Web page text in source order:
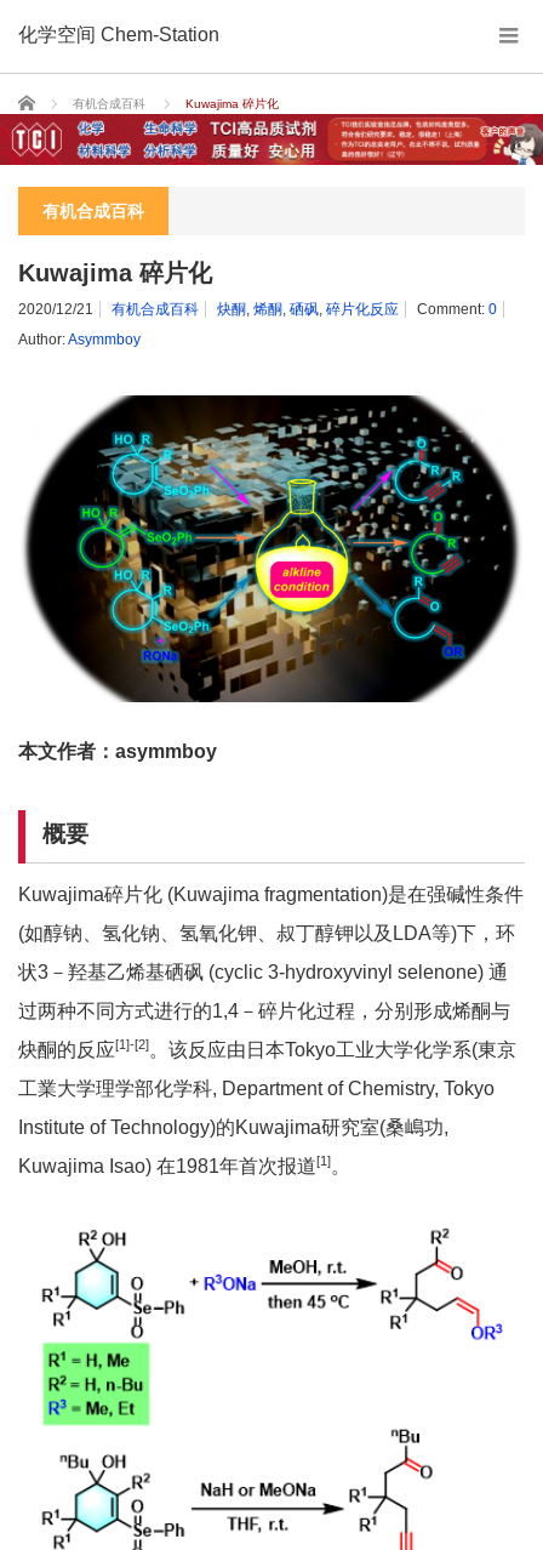
化学空间 Chem-Station
Home 有机合成百科 Kuwajima 碎片化
有机合成百科
Kuwajima 碎片化
2020/12/21 有机合成百科 炔酮 烯酮 硒砜 碎片化反应 Comment: 0
Author:Asymmboy
本文作者：asymmboy
概要
Kuwajima碎片化 (Kuwajima fragmentation)是在强碱性条件
(如醇钠、氢化钠、氢氧化钾、叔丁醇钾以及LDA等)下，环
状3－羟基乙烯基硒砜 (cyclic 3-hydroxyvinyl selenone) 通
过两种不同方式进行的1,4－碎片化过程，分别形成烯酮与
炔酮的反应[1]-[2] 。该反应由日本Tokyo工业大学化学系(東京
工業大学理学部化学科, Department of Chemistry, Tokyo
Institute of Technology)的Kuwajima研究室(桑嶋功,
Kuwajima Isao) 在1981年首次报道[1] 。